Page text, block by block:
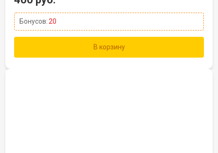
Бонусов:20
В корзину